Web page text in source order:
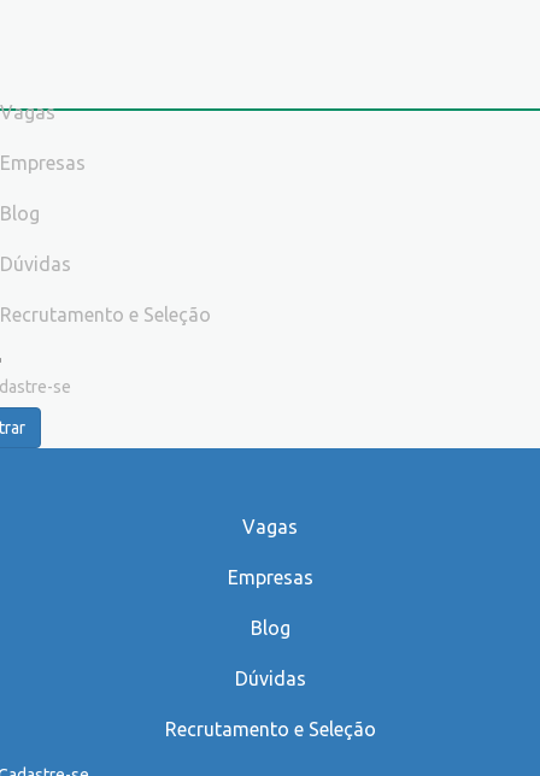
Vagas
Empresas
Blog
Dúvidas
Recrutamento e Seleção
se
Vagas
Empresas
Blog
Dúvidas
Recrutamento e Seleção